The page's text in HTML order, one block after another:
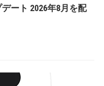
デート 2026年8月を配